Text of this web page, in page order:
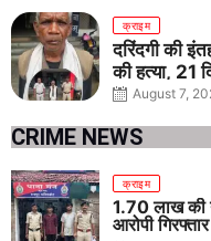
क्राइम
दरिंदगी की
की हत्या, 21
August 7,
CRIME NEWS
क्राइम
1.70 लाख की
आरोपी गिरफ्तार